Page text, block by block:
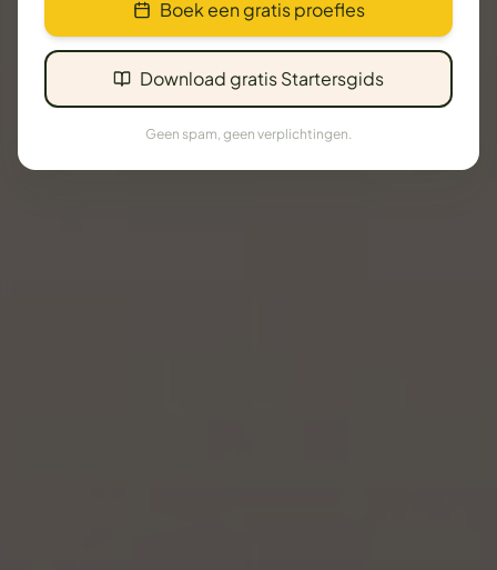
Boek een gratis proefles
Download gratis Startersgids
Geen spam, geen verplichtingen.